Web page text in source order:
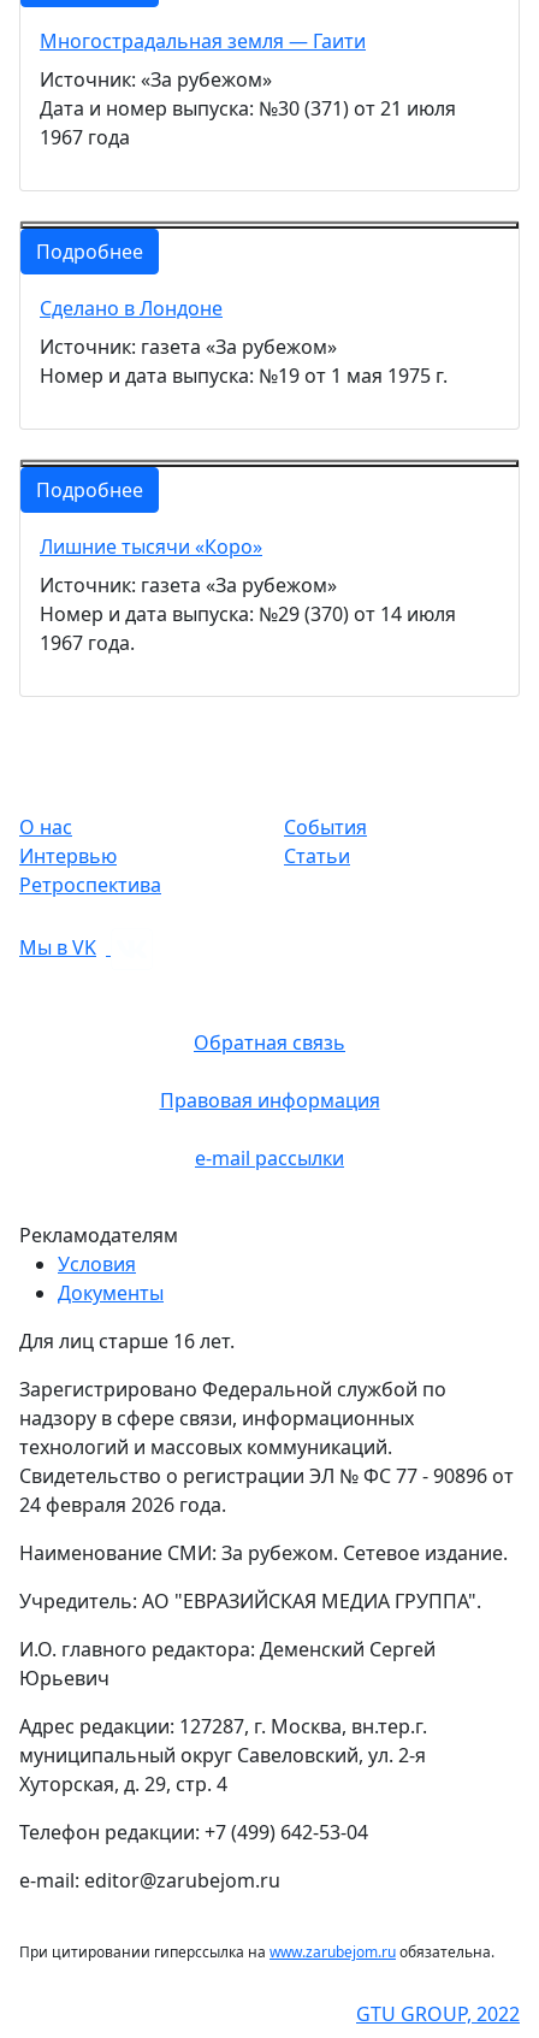
Многострадальная земля — Гаити
Источник: «За рубежом»
Дата и номер выпуска: №30 (371) от 21 июля
1967 года
Подробнее
Сделано в Лондоне
Источник: газета «За рубежом»
Номер и дата выпуска: №19 от 1 мая 1975 г.
Подробнее
Лишние тысячи «Коро»
Источник: газета «За рубежом»
Номер и дата выпуска: №29 (370) от 14 июля
1967 года.
О нас
События
Интервью
Статьи
Ретроспектива
Мы в VK
Рекламодателям
Условия
Документы
Обратная связь
Правовая информация
e-mail рассылки
Для лиц старше 16 лет.
Зарегистрировано Федеральной службой по
надзору в сфере связи, информационных
технологий и массовых коммуникаций.
Свидетельство о регистрации ЭЛ № ФС 77 - 90896 от
24 февраля 2026 года.
Наименование СМИ: За рубежом. Сетевое издание.
Учредитель: АО "ЕВРАЗИЙСКАЯ МЕДИА ГРУППА".
И.О. главного редактора: Деменский Сергей
Юрьевич
Адрес редакции: 127287, г. Москва, вн.тер.г.
муниципальный округ Савеловский, ул. 2-я
Хуторская, д. 29, стр. 4
Телефон редакции: +7 (499) 642-53-04
e-mail: editor@zarubejom.ru
При цитировании гиперссылка на www.zarubejom.ruобязательна.
GTU GROUP, 2022